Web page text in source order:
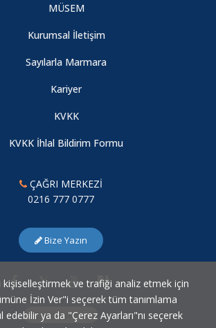
MÜSEM
Kurumsal İletişim
Sayılarla Marmara
Kariyer
KVKK
KVKK İhlal Bildirim Formu
ÇAĞRI MERKEZİ
0216 777 0777
Bize Yazın
Çerez Ayarları
kişiselleştirmek ve trafiği analiz etmek için
İzin Ver"i seçerek tüm tanımlama
edebilir ya da "Çerez Ayarları"nı seçerek